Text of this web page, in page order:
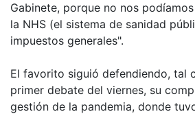
Gabinete, porque no nos
la NHS (el sistema de sanidad
impuestos generales".
El favorito siguió defendiendo, tal
primer debate del viernes, su
gestión de la pandemia, donde